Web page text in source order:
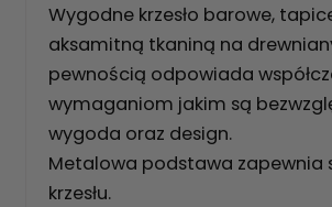
Wygodne krzesło barowe,
aksamitną tkaniną na
pewnością odpowiada
wymaganiom jakim są
wygoda oraz design.
Metalowa podstawa zapewnia
krzesłu.